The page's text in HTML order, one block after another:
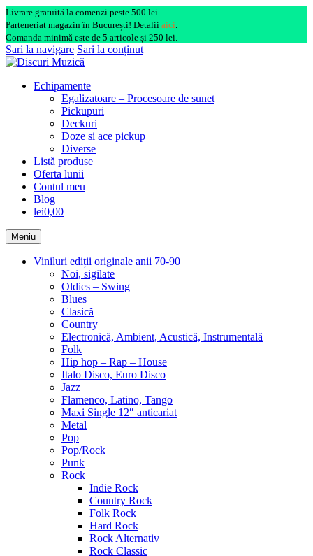
Livrare gratuită la comenzi peste 500 lei.
Parteneriat magazin în București! Detalii aici.
Comanda minimă este de 5 articole și 250 lei.
Sari la navigare Sari la conținut
Echipamente
Egalizatoare – Procesoare de sunet
Pickupuri
Deckuri
Doze si ace pickup
Diverse
Listă produse
Oferta lunii
Contul meu
Blog
lei0,00
Meniu
Viniluri ediții originale anii 70-90
Noi, sigilate
Oldies – Swing
Blues
Clasică
Country
Electronică, Ambient, Acustică, Instrumentală
Folk
Hip hop – Rap – House
Italo Disco, Euro Disco
Jazz
Flamenco, Latino, Tango
Maxi Single 12″ anticariat
Metal
Pop
Pop/Rock
Punk
Rock
Indie Rock
Country Rock
Folk Rock
Hard Rock
Rock Alternativ
Rock Classic